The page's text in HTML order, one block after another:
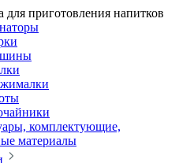
для приготовления напитков
комплектующие,
материалы